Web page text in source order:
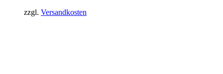
zzgl. Versandkosten